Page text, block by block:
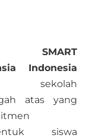
SMART
Indonesia
sekolah
atas yang
siswa